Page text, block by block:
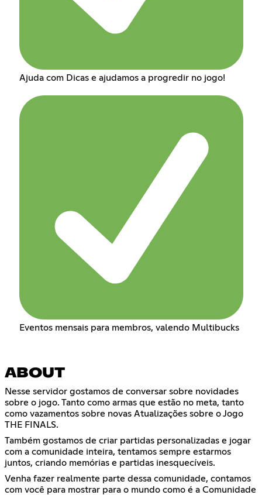
Ajuda com Dicas e ajudamos a progredir no jogo!
Eventos mensais para membros, valendo Multibucks
ABOUT
Nesse servidor gostamos de conversar sobre novidades
sobre o jogo. Tanto como armas que estão no meta, tanto
como vazamentos sobre novas Atualizações sobre o Jogo
THE FINALS.
Também gostamos de criar partidas personalizadas e jogar
com a comunidade inteira, tentamos sempre estarmos
juntos, criando memórias e partidas inesquecíveis.
Venha fazer realmente parte dessa comunidade, contamos
com você para mostrar para o mundo como é a Comunidade